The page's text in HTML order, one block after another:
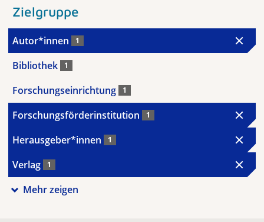
Zielgruppe
Autor*innen 1
Bibliothek 1
Forschungseinrichtung 1
Forschungsförderinstitution 1
Herausgeber*innen 1
Verlag 1
Mehr zeigen